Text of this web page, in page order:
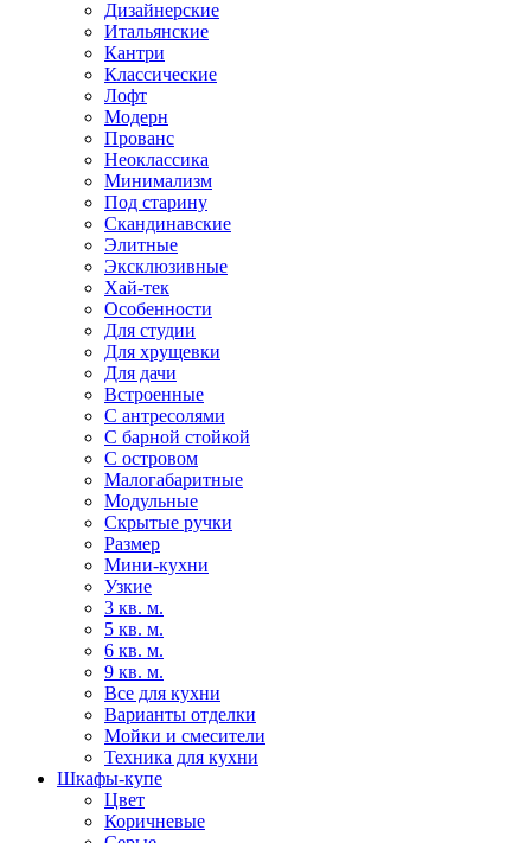
Дизайнерские
Итальянские
Кантри
Классические
Лофт
Модерн
Прованс
Неоклассика
Минимализм
Под старину
Скандинавские
Элитные
Эксклюзивные
Хай-тек
Особенности
Для студии
Для хрущевки
Для дачи
Встроенные
С антресолями
С барной стойкой
С островом
Малогабаритные
Модульные
Скрытые ручки
Размер
Мини-кухни
Узкие
3 кв. м.
5 кв. м.
6 кв. м.
9 кв. м.
Все для кухни
Варианты отделки
Мойки и смесители
Техника для кухни
Шкафы-купе
Цвет
Коричневые